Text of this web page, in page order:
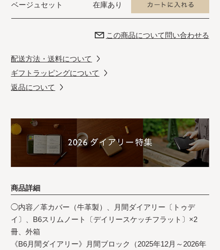
ベージュセット 在庫あり
この商品について問い合わせる
配送方法・送料について
ギフトラッピングについて
返品について
商品詳細
◯内容／革カバー（牛革製）、月間ダイアリー〔トゥデ
イ〕、B6スリムノート〔デイリースケッチフラット〕×2
冊、外箱
《B6月間ダイアリー》月間ブロック（2025年12月～2026年